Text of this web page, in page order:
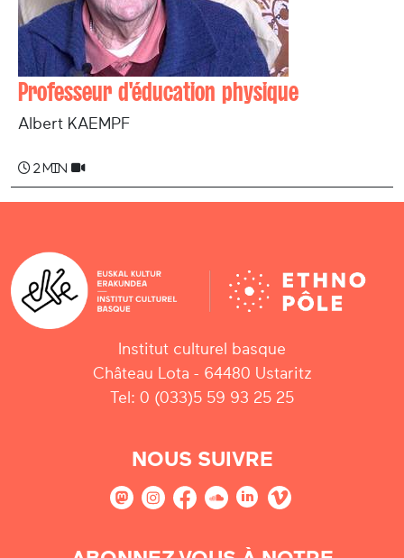
Professeur d'éducation physique
Albert KAEMPF
2 min
Institut culturel basque
Château Lota - 64480 Ustaritz
Tel: 0 (033)5 59 93 25 25
NOUS SUIVRE